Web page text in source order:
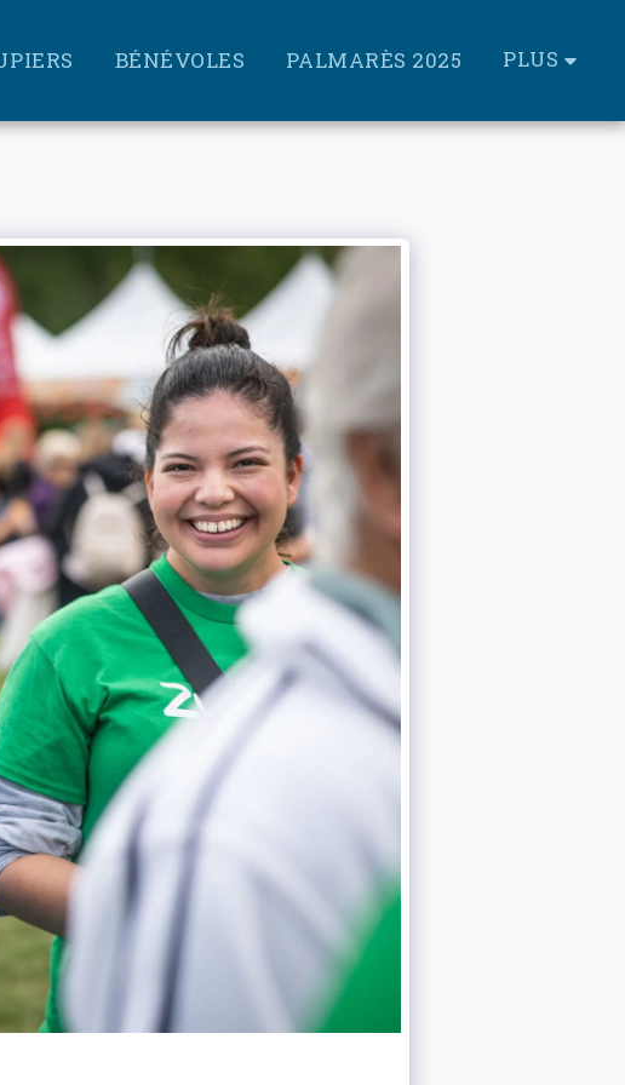
BÉNÉVOLES PALMARÈS 2025 PLUS